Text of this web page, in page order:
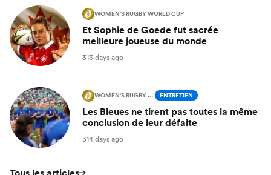
WOMEN'S RUGBY WORLD CUP
Et Sophie de Goede fut sacrée
meilleure joueuse du monde
313 days ago
WOMEN'S RUGBY WORLD CUP ENTRETIEN
Les Bleues ne tirent pas toutes la même
conclusion de leur défaite
314 days ago